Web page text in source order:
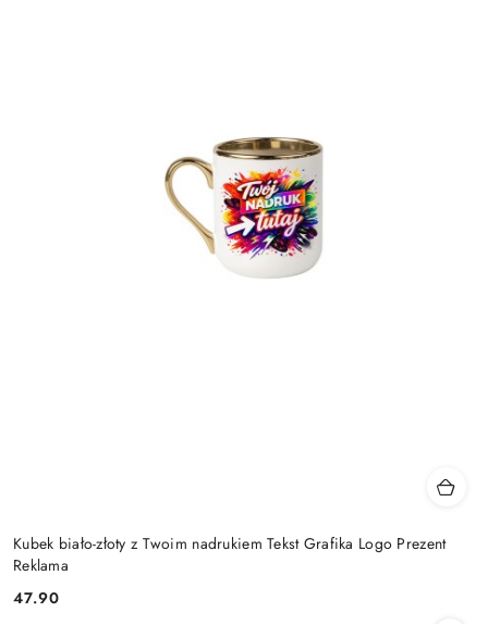
Kubek biało-złoty z Twoim nadrukiem Tekst Grafika Logo Prezent
Reklama
Cena:
47.90